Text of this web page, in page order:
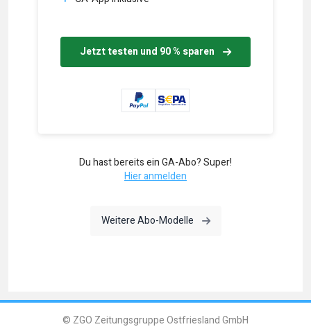
Jetzt testen und 90 % sparen
Du hast bereits ein GA-Abo? Super!
Hier anmelden
Weitere Abo-Modelle
© ZGO Zeitungsgruppe Ostfriesland GmbH